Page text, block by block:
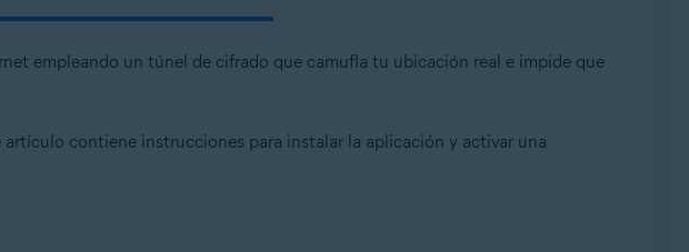
empleando un túnel de cifrado que camufla tu ubicación real e impide que
contiene instrucciones para instalar la aplicación y activar una